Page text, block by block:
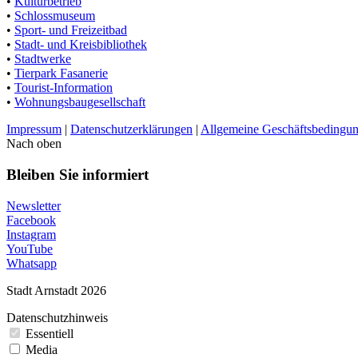
• Schlossmuseum
• Sport- und Freizeitbad
• Stadt- und Kreisbibliothek
• Stadtwerke
• Tierpark Fasanerie
• Tourist-Information
• Wohnungsbaugesellschaft
Impressum | Datenschutzerklärungen | Allgemeine
Nach oben
Bleiben Sie informiert
Newsletter
Facebook
Instagram
YouTube
Whatsapp
Stadt Arnstadt 2026
Datenschutzhinweis
Essentiell
Media